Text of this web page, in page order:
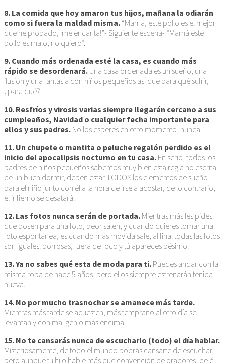
8. La comida que hoy amaron tus hijos, mañana la odiarán
como si fuera la maldad misma. “Mamá, este pollo es el mejor
que he probado, ¡me encanta!”- Siguiente escena- “Mamá este
pollo es malo, no quiero”.
9. Cuando más ordenada esté la casa, es cuando más
rápido se desordenará. Una casa ordenada es un sueño, una
ilusión y una fantasía con niños pequeños así que para qué sufrir,
¿para qué?
10. Resfríos y virosis varias siempre llegarán cercano a sus
cumpleaños, Navidad o cualquier fecha importante para
ellos y sus padres. No los esperes en otro momento, nunca.
11. Un chupete o mantita o peluche regalón perdido es el
inicio del apocalipsis nocturno en tu casa. En serio, todos los
padres de niños pequeños sabemos muy bien esta regla no escrita
de un buen dormir, deben estar TODOS los elementos de sueño
para el niño junto con él a la hora de irse a acostar, de lo contrario,
el infierno se desatará.
12. Las fotos nunca serán de portada. Mientras más les pides
que posen para una foto, peor salen, y cuando quieres tomar una
foto espontánea, es cuando más movida sale, al final todas las fotos
son iguales: borrosas, fuera de foco y tú apareces pésimo.
13. Ya no sabes qué esta de moda para ti. Puedes andar con la
misma ropa de hace 5 años, pero ellos siempre estrenarán tenida
nueva.
14. No por mucho trasnochar se amanece más tarde.
Mientras más tarde se acuesten, más temprano al otro día se
levantan y con mal genio más encima.
15. No te cansarás nunca de escucharlo (todo) el día hablar.
Misteriosamente, de todo el mundo podrás cansarte de escuchar,
pero aunque tu hijo hable más que convención de oradores, de él